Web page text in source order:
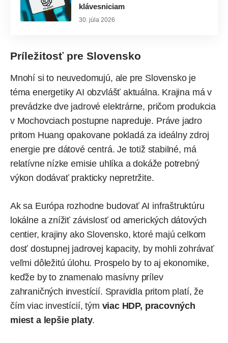
klávesniciam
30. júla 2026
Príležitosť pre Slovensko
Mnohí si to neuvedomujú, ale pre Slovensko je
téma energetiky AI obzvlášť aktuálna. Krajina má v
prevádzke dve jadrové elektrárne, pričom produkcia
v Mochovciach postupne napreduje. Práve jadro
pritom Huang opakovane pokladá za ideálny zdroj
energie pre dátové centrá. Je totiž stabilné, má
relatívne nízke emisie uhlíka a dokáže potrebný
výkon dodávať prakticky nepretržite.
Ak sa Európa rozhodne budovať AI infraštruktúru
lokálne a znížiť závislosť od amerických dátových
centier, krajiny ako Slovensko, ktoré majú celkom
dosť dostupnej jadrovej kapacity, by mohli zohrávať
veľmi dôležitú úlohu. Prospelo by to aj ekonomike,
keďže by to znamenalo masívny prílev
zahraničných investícií. Spravidla pritom platí, že
čím viac investícií, tým viac HDP, pracovných
miest a lepšie platy.